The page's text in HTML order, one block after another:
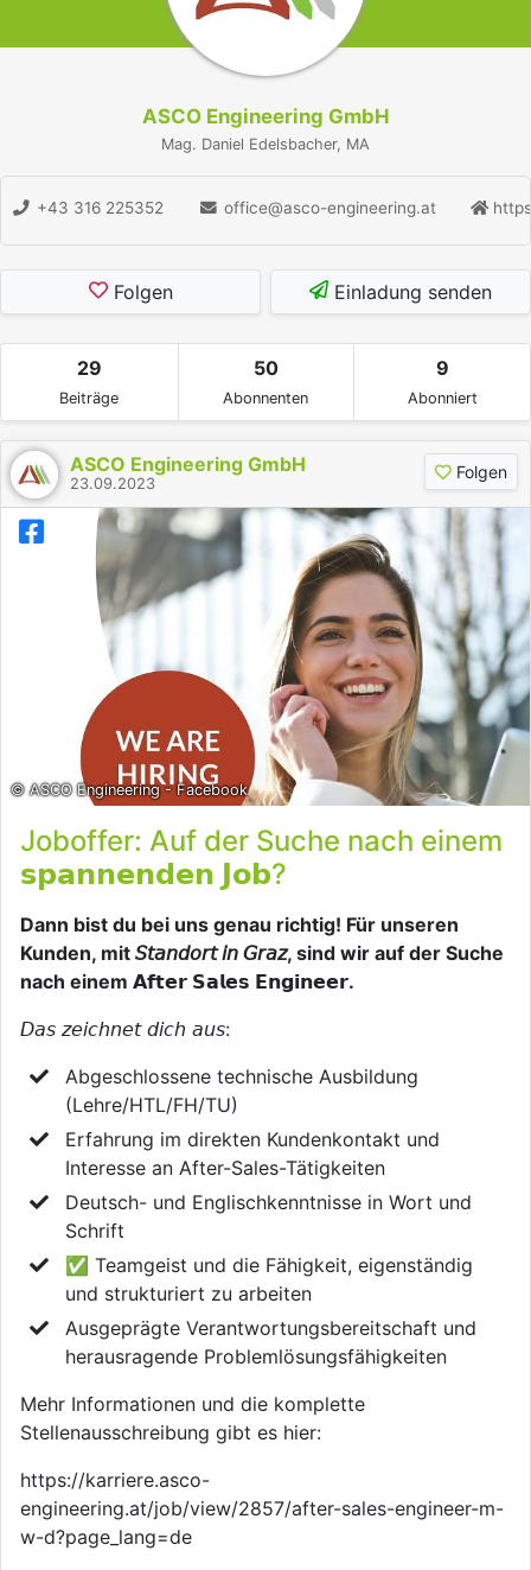
ASCO Engineering GmbH
Mag. Daniel Edelsbacher, MA
+43 316 225352 office@asco-engineering.at
Folgen Einladung senden
29
Beiträge
50
Abonnenten
9
Abonniert
ASCO Engineering GmbH
23.09.2023
Folgen
© ASCO Engineering - Facebook
Joboffer: Auf der Suche nach einem
𝘀𝗽𝗮𝗻𝗻𝗲𝗻𝗱𝗲𝗻 𝗝𝗼𝗯?
Dann bist du bei uns genau richtig! Für unseren
Kunden, mit 𝘚𝘵𝘢𝘯𝘥𝘰𝘳𝘵 𝘪𝘯 𝘎𝘳𝘢𝘻, sind wir auf der Suche
nach einem 𝗔𝗳𝘁𝗲𝗿 𝗦𝗮𝗹𝗲𝘀 𝗘𝗻𝗴𝗶𝗻𝗲𝗲𝗿.
𝘋𝘢𝘴 𝘻𝘦𝘪𝘤𝘩𝘯𝘦𝘵 𝘥𝘪𝘤𝘩 𝘢𝘶𝘴:
Abgeschlossene technische Ausbildung
(Lehre/HTL/FH/TU)
Erfahrung im direkten Kundenkontakt und
Interesse an After-Sales-Tätigkeiten
Deutsch- und Englischkenntnisse in Wort und
Schrift
✅ Teamgeist und die Fähigkeit, eigenständig
und strukturiert zu arbeiten
Ausgeprägte Verantwortungsbereitschaft und
herausragende Problemlösungsfähigkeiten
Mehr Informationen und die komplette
Stellenausschreibung gibt es hier:
https://karriere.asco-
engineering.at/job/view/2857/after-sales-engineer-m-
w-d?page_lang=de